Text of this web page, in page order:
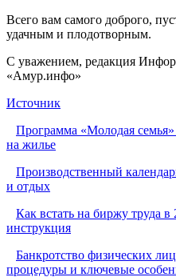
Всего вам самого доброго,
удачным и плодотворным.
С уважением, редакция
«Амур.инфо»
Источник
Программа «Молодая
на жилье
Производственный
и отдых
Как встать на биржу труда
инструкция
Банкротство физических
процедуры и ключевые